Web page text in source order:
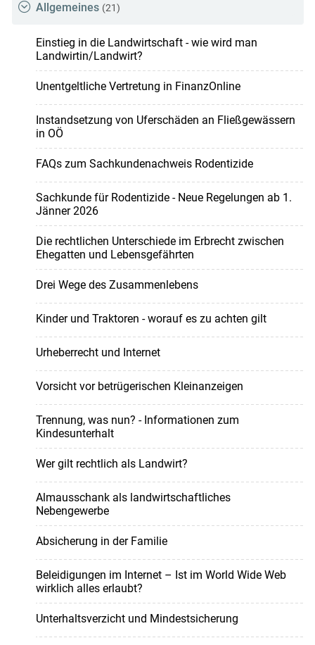
Allgemeines (21)
Einstieg in die Landwirtschaft - wie wird man
Landwirtin/Landwirt?
Unentgeltliche Vertretung in FinanzOnline
Instandsetzung von Uferschäden an Fließgewässern
in OÖ
FAQs zum Sachkundenachweis Rodentizide
Sachkunde für Rodentizide - Neue Regelungen ab 1.
Jänner 2026
Die rechtlichen Unterschiede im Erbrecht zwischen
Ehegatten und Lebensgefährten
Drei Wege des Zusammenlebens
Kinder und Traktoren - worauf es zu achten gilt
Urheberrecht und Internet
Vorsicht vor betrügerischen Kleinanzeigen
Trennung, was nun? - Informationen zum
Kindesunterhalt
Wer gilt rechtlich als Landwirt?
Almausschank als landwirtschaftliches
Nebengewerbe
Absicherung in der Familie
Beleidigungen im Internet – Ist im World Wide Web
wirklich alles erlaubt?
Unterhaltsverzicht und Mindestsicherung